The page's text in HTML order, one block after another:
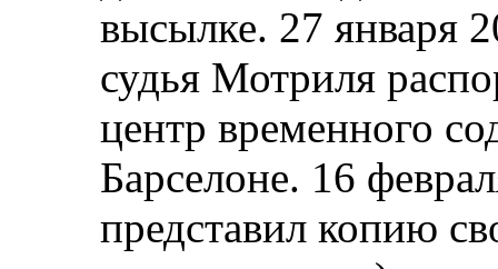
высылке. 27 января
судья Мотриля
центр временного
Барселоне. 16
представил копию